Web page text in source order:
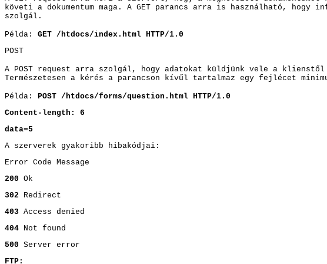
követi a dokumentum maga. A GET parancs arra is használható,
szolgál.
Példa: GET /htdocs/index.html HTTP/1.0
POST
A POST request arra szolgál, hogy adatokat küldjünk vele a klienstől
Természetesen a kérés a parancson kívűl tartalmaz egy fejlécet
Példa: POST /htdocs/forms/question.html HTTP/1.0
Content-length: 6
data=5
A szerverek gyakoribb hibakódjai:
Error Code Message
200 Ok
302 Redirect
403 Access denied
404 Not found
500 Server error
FTP: